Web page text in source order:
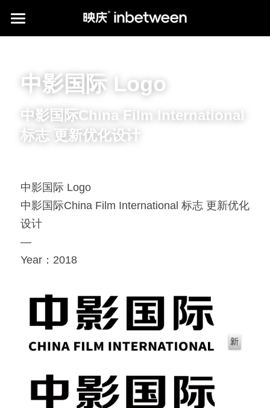
CLIENTS
*PUBLICATION
media publications
*KIAROSTAMI'S PHOTOGRAPHY
Q&A
中文介绍
Instagram
中影国际 Logo
中影国际China Film International
标志 更新优化设计
中影国际 Logo
中影国际China Film International 标志 更新优化
设计
—
Year：2018